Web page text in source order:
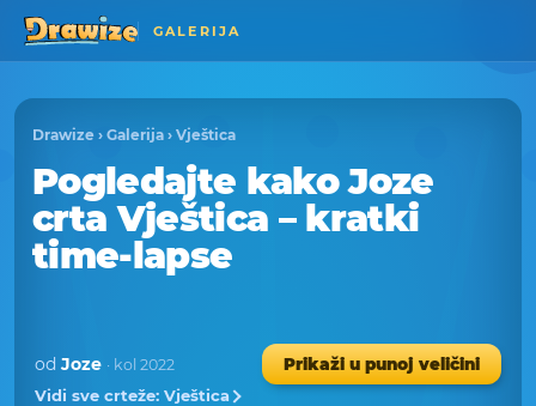
GALERIJA
Drawize › Galerija › Vještica
Pogledajte kako Joze
crta Vještica – kratki
time-lapse
od Joze · kol 2022
Prikaži u punoj veličini
Vidi sve crteže: Vještica